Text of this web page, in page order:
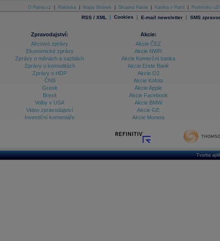
O Patria.cz Reklama Mapa Stránek Skupina Patria Kariéra v Patrii Podmínky
RSS / XML | Cookies | E-mail newsletter | SMS
Zpravodajství:
Akciové zprávy
Ekonomické zprávy
Zprávy o měnách a sazbách
Zprávy o komoditách
Zprávy o HDP
ČNB
Grexit
Brexit
Volby v USA
Video zpravodajství
Investiční komentáře
Akcie:
Akcie ČEZ
Akcie NWR
Akcie Komerční banka
Akcie Erste Bank
Akcie O2
Akcie Kofola
Akcie Apple
Akcie Facebook
Akcie BMW
Akcie GE
Akcie Moneta
Tvorba